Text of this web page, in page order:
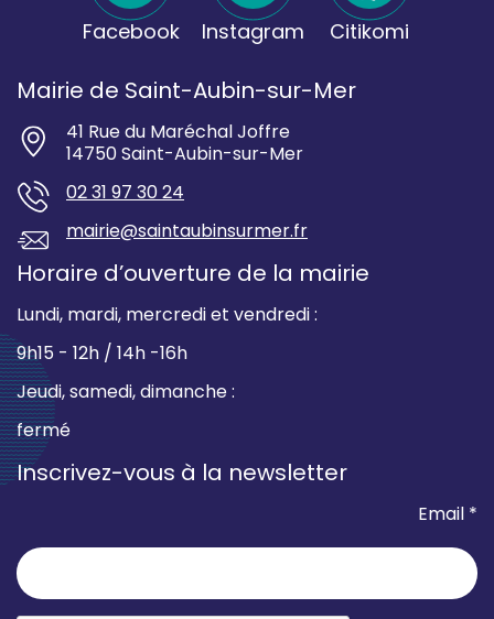
Facebook Instagram Citikomi
Mairie de Saint-Aubin-sur-Mer
41 Rue du Maréchal Joffre
14750 Saint-Aubin-sur-Mer
02 31 97 30 24
mairie@saintaubinsurmer.fr
Horaire d’ouverture de la mairie
Lundi, mardi, mercredi et vendredi :
9h15 - 12h / 14h -16h
Jeudi, samedi, dimanche :
fermé
Inscrivez-vous à la newsletter
Email *